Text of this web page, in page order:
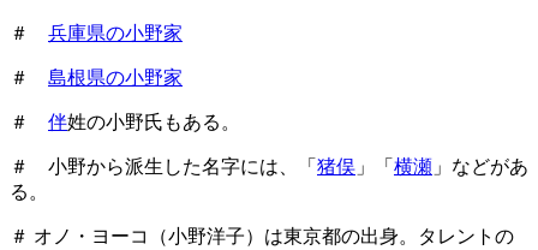
＃ 兵庫県の小野家
＃ 島根県の小野家
＃ 伴姓の小野氏もある。
＃ 小野から派生した名字には、「 猪俣 」「 横瀬 」などがあ
る。
＃ オノ・ヨーコ（小野洋子）は東京都の出身。タレントの